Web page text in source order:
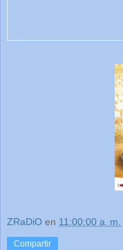
ZRaDiO en 11:00:00 a. m.
Compartir